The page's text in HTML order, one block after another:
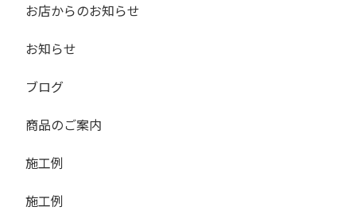
お店からのお知らせ
お知らせ
ブログ
商品のご案内
施工例
施工例